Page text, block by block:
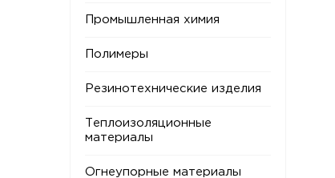
Промышленная химия
Полимеры
Резинотехнические изделия
Теплоизоляционные
материалы
Огнеупорные материалы